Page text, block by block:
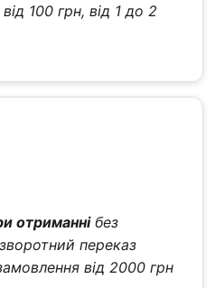
100 грн, від 1 до 2
отриманнібез
переказ
від 2000 грн